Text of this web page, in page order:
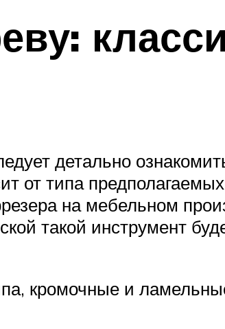
детально
от типа
на мебельном
такой инструмент
кромочные и